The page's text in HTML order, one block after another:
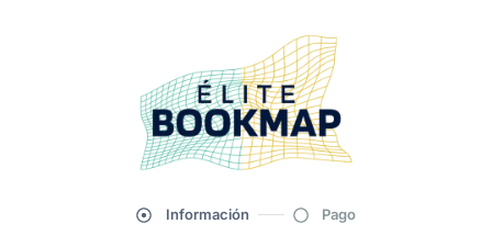
Información Pago